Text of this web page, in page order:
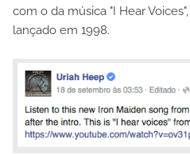
com o da música "I Hear
lançado em 1998.